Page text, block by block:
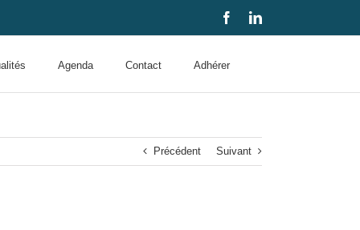
FacebookLinkedIn
Agenda Contact Adhérer
Précédent Suivant